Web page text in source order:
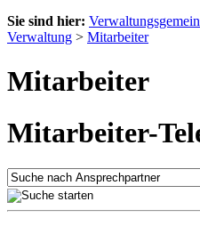
Sie sind hier:
Verwaltung > Mitarbeiter
Mitarbeiter
Mitarbeiter-